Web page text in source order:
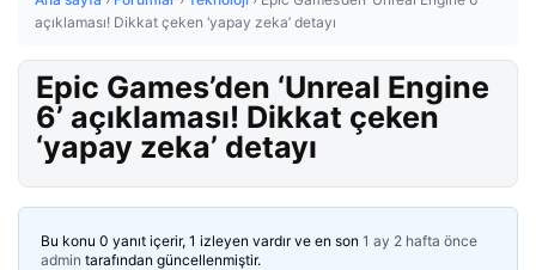
açıklaması! Dikkat çeken ‘yapay zeka’ detayı
Epic Games’den ‘Unreal Engine
6’ açıklaması! Dikkat çeken
‘yapay zeka’ detayı
Bu konu 0 yanıt içerir, 1 izleyen vardır ve en son 1 ay 2 hafta önce
admin tarafından güncellenmiştir.